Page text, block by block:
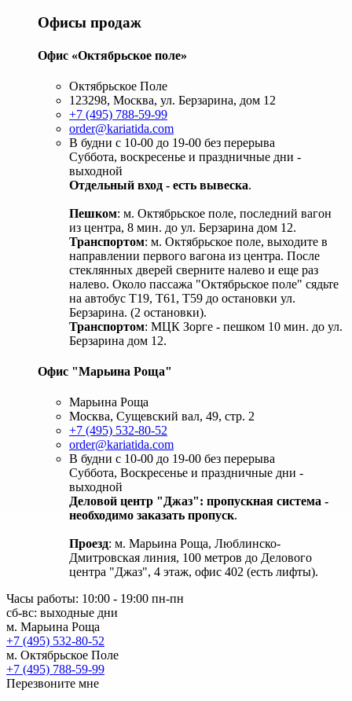
Офисы продаж
Офис «Октябрьское поле»
Октябрьское Поле
123298, Москва, ул. Берзарина, дом 12
+7 (495) 788-59-99
order@kariatida.com
В будни с 10-00 до 19-00 без перерыва
Суббота, воскресенье и праздничные дни -
выходной
Отдельный вход - есть вывеска.
Пешком: м. Октябрьское поле, последний вагон
из центра, 8 мин. до ул. Берзарина дом 12.
Транспортом: м. Октябрьское поле, выходите в
направлении первого вагона из центра. После
стеклянных дверей сверните налево и еще раз
налево. Около пассажа "Октябрьское поле" сядьте
на автобус Т19, Т61, Т59 до остановки ул.
Берзарина. (2 остановки).
Транспортом: МЦК Зорге - пешком 10 мин. до ул.
Берзарина дом 12.
Офис "Марьина Роща"
Марьина Роща
Москва, Сущевский вал, 49, стр. 2
+7 (495) 532-80-52
order@kariatida.com
В будни с 10-00 до 19-00 без перерыва
Суббота, Воскресенье и праздничные дни -
выходной
Деловой центр "Джаз": пропускная система -
необходимо заказать пропуск.
Проезд: м. Марьина Роща, Люблинско-
Дмитровская линия, 100 метров до Делового
центра "Джаз", 4 этаж, офис 402 (есть лифты).
Часы работы: 10:00 - 19:00 пн-пн
сб-вс: выходные дни
м. Марьина Роща
+7 (495) 532-80-52
м. Октябрьское Поле
+7 (495) 788-59-99
Перезвоните мне